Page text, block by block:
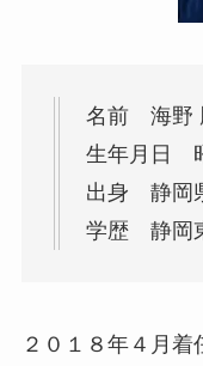
名前 海野
生年月日
出身 静岡
学歴 静岡
２０１８年４月着